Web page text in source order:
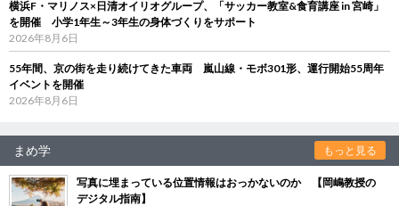
横浜F・マリノス×日清オイリオグループ、「サッカー教室&食育講座 in 宮崎」
を開催 小学1年生～3年生の身体づくりをサポート
2026年8月6日
55年間、京の街を走り続けてきた車両 嵐山線・モボ301形、運行開始55周年
イベントを開催
2026年8月6日
まめ学 もっと見る
写真に埋まっている位置情報はおっかないのか 【岡嶋教授の
デジタル指南】